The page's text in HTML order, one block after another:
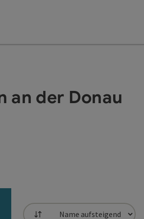
an der Donau